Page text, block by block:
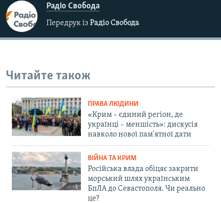
Радіо Свобода
Передрук із Радіо Свобода
Читайте також
ПРАВА ЛЮДИНИ
«Крим – єдиний регіон, де
українці – меншість»: дискусія
навколо нової пам'ятної дати
ВІЙНА ТА КРИМ
Російська влада обіцяє закрити
морський шлях українським
БпЛА до Севастополя. Чи реально
це?